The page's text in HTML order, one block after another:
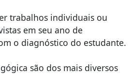
trabalhos individuais ou
em seu ano de
o diagnóstico do estudante.
são dos mais diversos